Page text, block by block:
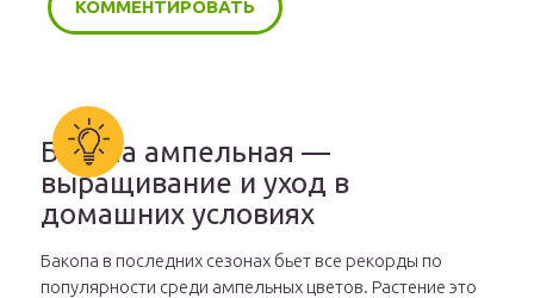
Бакопа ампельная —
выращивание и уход в
домашних условиях
Бакопа в последних сезонах бьет все рекорды по
популярности среди ампельных цветов. Растение это